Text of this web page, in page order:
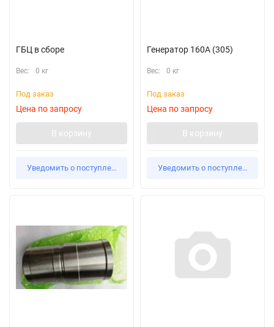
ГБЦ в сборе
Вес: 0 кг
Под заказ
Цена по запросу
В корзину
Уведомить о поступлении
Генератор 160А (305)
Вес: 0 кг
Под заказ
Цена по запросу
В корзину
Уведомить о поступлении